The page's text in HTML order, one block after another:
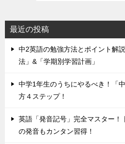
最近の投稿
中2英語の勉強方法とポイント解
法」&「学期別学習計画」
中学1年生のうちにやるべき！「
方４ステップ！
英語「発音記号」完全マスター！
の発音もカンタン習得！